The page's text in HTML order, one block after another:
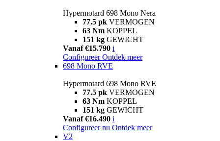
Hypermotard 698 Mono Nera
77.5 pk VERMOGEN
63 Nm KOPPEL
151 kg GEWICHT
Vanaf €15.790 i
Configureer Ontdek meer
698 Mono RVE
Hypermotard 698 Mono RVE
77.5 pk VERMOGEN
63 Nm KOPPEL
151 kg GEWICHT
Vanaf €16.490 i
Configureer nu Ontdek meer
V2